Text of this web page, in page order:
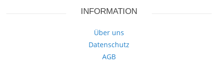
INFORMATION
Über uns
Datenschutz
AGB